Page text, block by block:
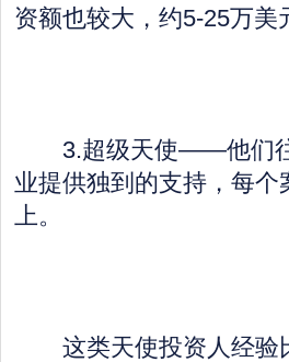
资额也较大，约5-25万美
3.超级天使——他们往
业提供独到的支持，每
上。
这类天使投资人经验